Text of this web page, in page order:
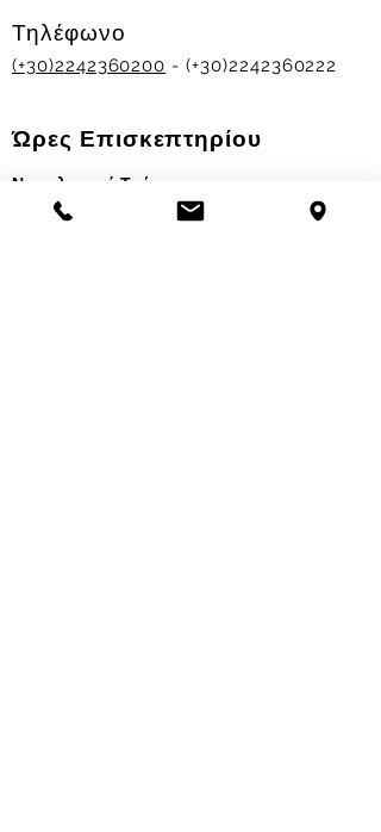
Τηλέφωνο
(+30)2242360200 - (+30)2242360222
Ώρες Επισκεπτηρίου
Νοσηλευτικά Τμήματα
Χειμερινό ωράριο: 11.00-13.00
17.30-19.30